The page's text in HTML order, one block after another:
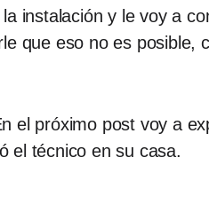
instalación y le voy a
que eso no es posible,
el próximo post voy a
el técnico en su casa.